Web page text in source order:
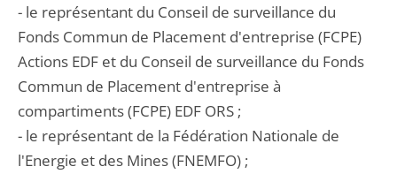
- le représentant du Conseil de surveillance du
Fonds Commun de Placement d'entreprise (FCPE)
Actions EDF et du Conseil de surveillance du Fonds
Commun de Placement d'entreprise à
compartiments (FCPE) EDF ORS ;
- le représentant de la Fédération Nationale de
l'Energie et des Mines (FNEMFO) ;